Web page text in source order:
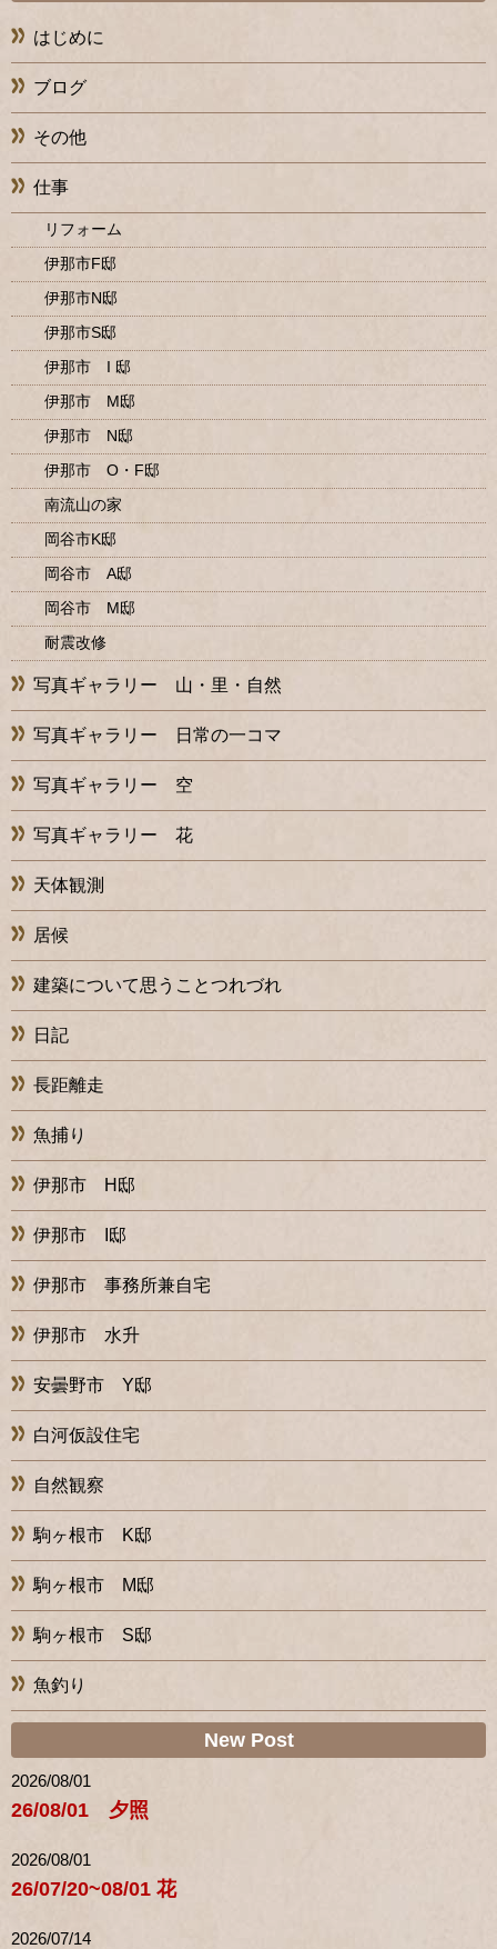
はじめに
ブログ
その他
仕事
リフォーム
伊那市F邸
伊那市N邸
伊那市S邸
伊那市 I 邸
伊那市 M邸
伊那市 N邸
伊那市 O・F邸
南流山の家
岡谷市K邸
岡谷市 A邸
岡谷市 M邸
耐震改修
写真ギャラリー 山・里・自然
写真ギャラリー 日常の一コマ
写真ギャラリー 空
写真ギャラリー 花
天体観測
居候
建築について思うことつれづれ
日記
長距離走
魚捕り
伊那市 H邸
伊那市 I邸
伊那市 事務所兼自宅
伊那市 水升
安曇野市 Y邸
白河仮設住宅
自然観察
駒ヶ根市 K邸
駒ヶ根市 M邸
駒ヶ根市 S邸
魚釣り
New Post
2026/08/01
26/08/01 夕照
2026/08/01
26/07/20~08/01 花
2026/07/14